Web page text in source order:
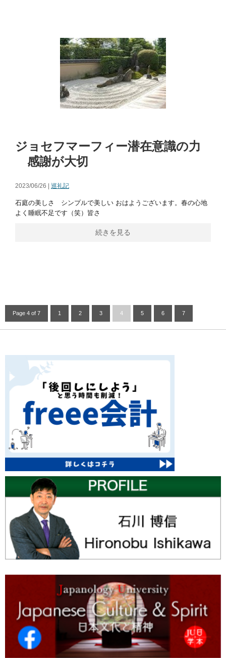
ジョセフマーフィー潜在意識の力
感謝が大切
2023/06/26 | 巡礼記
石庭の美しさ シンプルで美しい おはようございます。春の心地
よく睡眠不足です（笑）皆さ
続きを見る
Page 4 of 7 1 2 3 4 5 6 7